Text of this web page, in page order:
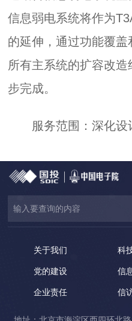
信息弱电系统将作为
的延伸，通过功能覆盖
所有主系统的扩容改
步完成。
服务范围：深化设
关于我们 科
党的建设 信
企业责任 信